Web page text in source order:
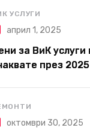
УСЛУГИ
април 1, 2025
за ВиК
през 2025
октомври 30, 2025